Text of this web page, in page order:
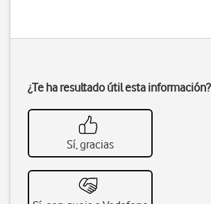
¿Te ha resultado útil esta información?
Sí, gracias